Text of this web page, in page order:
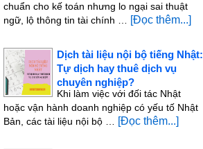
chuẩn cho kế toán nhưng lo ngại sai thuật
ngữ, lộ thông tin tài chính …
[Đọc thêm...]
Dịch tài liệu nội bộ tiếng Nhật:
Tự dịch hay thuê dịch vụ
chuyên nghiệp?
Khi làm việc với đối tác Nhật
hoặc vận hành doanh nghiệp có yếu tố Nhật
Bản, các tài liệu nội bộ …
[Đọc thêm...]